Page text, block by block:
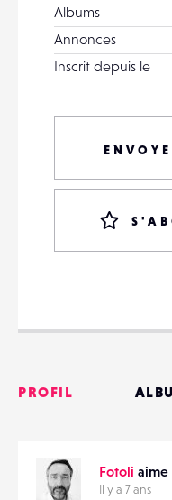
Albums
Annonces
Inscrit depuis le
PROFIL
Fotoli
Il y a 7 ans